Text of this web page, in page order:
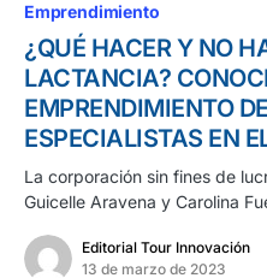
Emprendimiento
¿QUÉ HACER Y NO
LACTANCIA?
EMPRENDIMIENTO
ESPECIALISTAS EN
La corporación sin fines de
Guicelle Aravena y Carolina
Editorial Tour Innovación
13 de marzo de 2023